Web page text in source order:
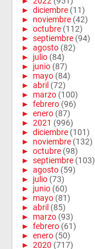
► diciembre (11)
► noviembre (42)
► octubre (112)
► septiembre (94)
► agosto (82)
► julio (84)
► junio (87)
► mayo (84)
► abril (72)
► marzo (100)
► febrero (96)
► enero (87)
► 2021 (996)
► diciembre (101)
► noviembre (132)
► octubre (98)
► septiembre (103)
► agosto (59)
► julio (73)
► junio (60)
► mayo (81)
► abril (85)
► marzo (93)
► febrero (61)
► enero (50)
► 2020 (717)